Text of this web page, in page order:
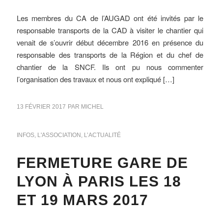
Les membres du CA de l’AUGAD ont été invités par le
responsable transports de la CAD à visiter le chantier qui
venait de s’ouvrir début décembre 2016 en présence du
responsable des transports de la Région et du chef de
chantier de la SNCF. Ils ont pu nous commenter
l’organisation des travaux et nous ont expliqué […]
13 FÉVRIER 2017 PAR MICHEL
INFOS, L'ASSOCIATION , L’ACTUALITÉ
FERMETURE GARE DE
LYON À PARIS LES 18
ET 19 MARS 2017